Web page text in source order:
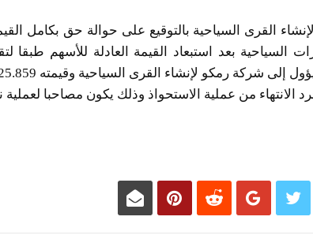
القرى السياحية بالتوقيع على حوالة حق بكامل
السياحية بعد استبعاد القيمة العادلة للأسهم طبقا
من عملية الاستحواذ وذلك يكون مصاحبا لعملية